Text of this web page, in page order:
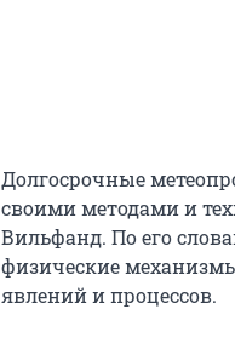
Долгосрочные
своими методами и
Вильфанд. По его
физические
явлений и процессов.